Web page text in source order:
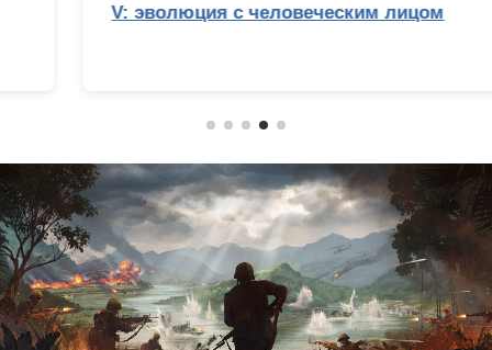
V: эволюция с человеческим лицом